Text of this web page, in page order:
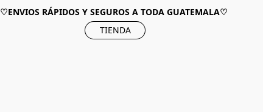
♡ENVIOS RÁPIDOS Y SEGUROS A TODA GUATEMALA♡
TIENDA